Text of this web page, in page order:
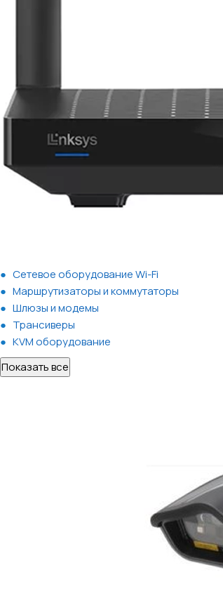
Сетевое оборудование Wi-Fi
Маршрутизаторы и коммутаторы
Шлюзы и модемы
Трансиверы
KVM оборудование
Показать все